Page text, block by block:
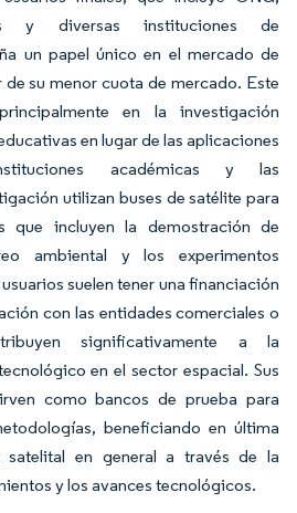
y diversas instituciones de
un papel único en el mercado de
de su menor cuota de mercado. Este
en la investigación
en lugar de las aplicaciones
académicas y las
utilizan buses de satélite para
que incluyen la demostración de
ambiental y los experimentos
suelen tener una financiación
con las entidades comerciales o
significativamente a la
en el sector espacial. Sus
como bancos de prueba para
beneficiando en última
en general a través de la
y los avances tecnológicos.